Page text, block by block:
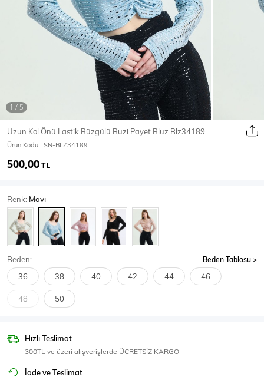
Mont & Kaban Yağmurluk
T-Shirt
Body Atlet Crop & Büstiyer
SPOR GİYİM
Eşofman Üstü
Uzun Kol Önü Lastik Büzgülü Buzi Payet Bluz Blz34189
Ürün Kodu : SN-BLZ34189
500,00TL
Renk: Mavı
Beden: Beden Tablosu
36 38 40 42 44 46
48 50
Hızlı Teslimat
300TL ve üzeri alışverişlerde ÜCRETSİZ KARGO
İade ve Teslimat